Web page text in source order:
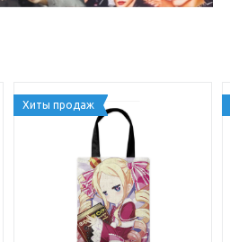
Хиты продаж